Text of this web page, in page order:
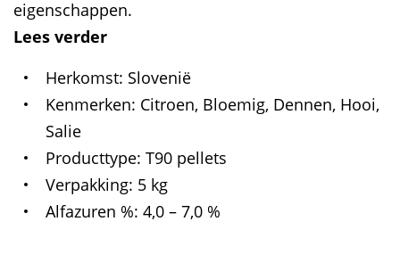
eigenschappen.
Lees verder
Herkomst Slovenië
Kenmerken Citroen, Bloemig, Dennen, Hooi,
Salie
Producttype T90 pellets
Verpakking 5 kg
Alfazuren % 4,0 – 7,0 %